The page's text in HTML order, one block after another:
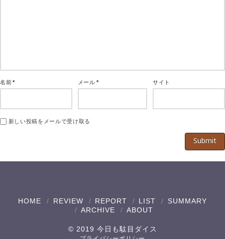
名前* メール* サイト
新しい投稿をメールで受け取る
HOME REVIEW REPORT LIST
SUMMARY
ARCHIVE
ABOUT
© 2019 今日も駄目ダイス